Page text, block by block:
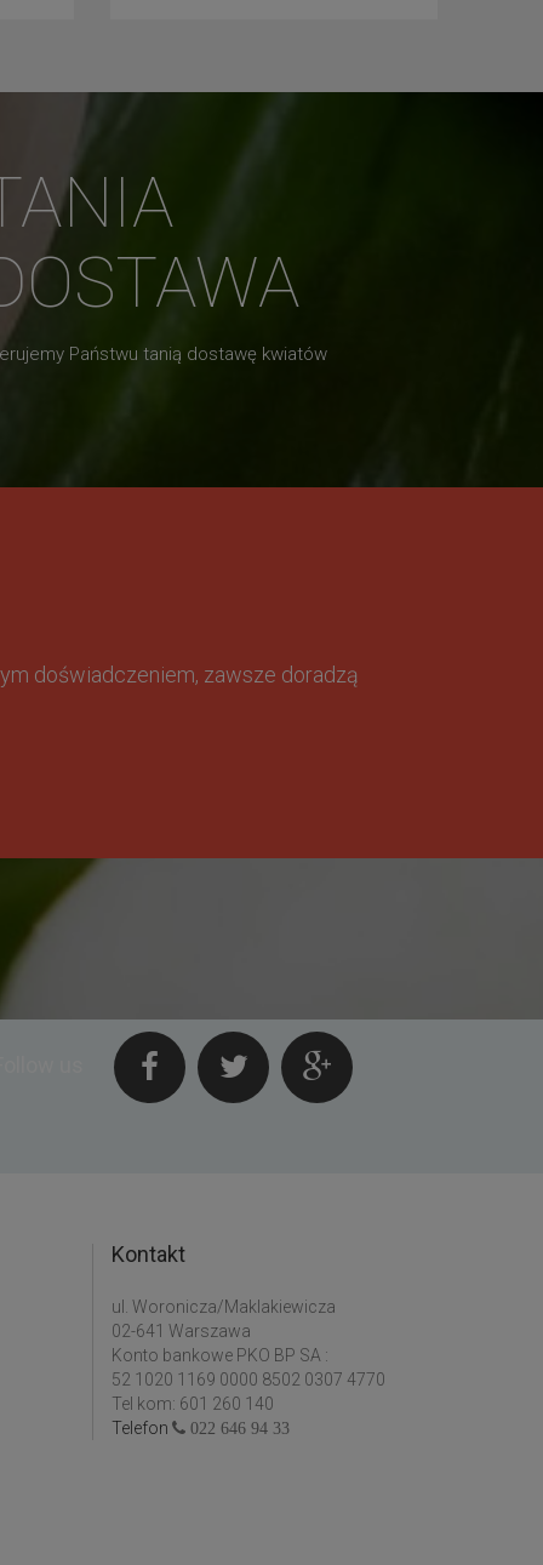
Państwu tanią dostawę kwiatów
doświadczeniem, zawsze doradzą
Kontakt
ul. Woronicza/Maklakiewicza
02-641 Warszawa
Konto bankowe PKO BP SA :
52 1020 1169 0000 8502 0307 4770
Tel kom: 601 260 140
Telefon
022 646 94 33